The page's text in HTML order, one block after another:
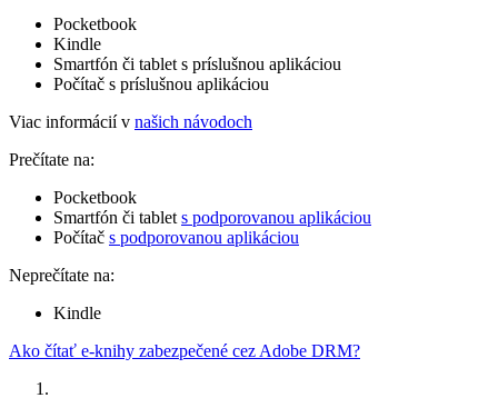
Pocketbook
Kindle
Smartfón či tablet s príslušnou aplikáciou
Počítač s príslušnou aplikáciou
Viac informácií v našich návodoch
Prečítate na:
Pocketbook
Smartfón či tablet s podporovanou aplikáciou
Počítač s podporovanou aplikáciou
Neprečítate na:
Kindle
Ako čítať e-knihy zabezpečené cez Adobe DRM?